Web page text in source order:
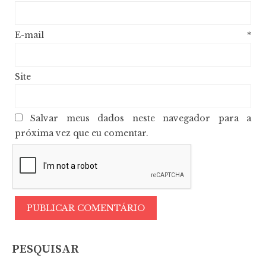
E-mail *
Site
Salvar meus dados neste navegador para a
próxima vez que eu comentar.
PESQUISAR